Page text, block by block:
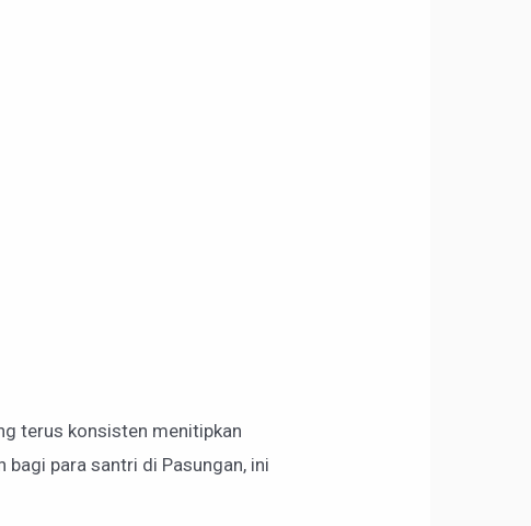
terus konsisten menitipkan
bagi para santri di Pasungan, ini